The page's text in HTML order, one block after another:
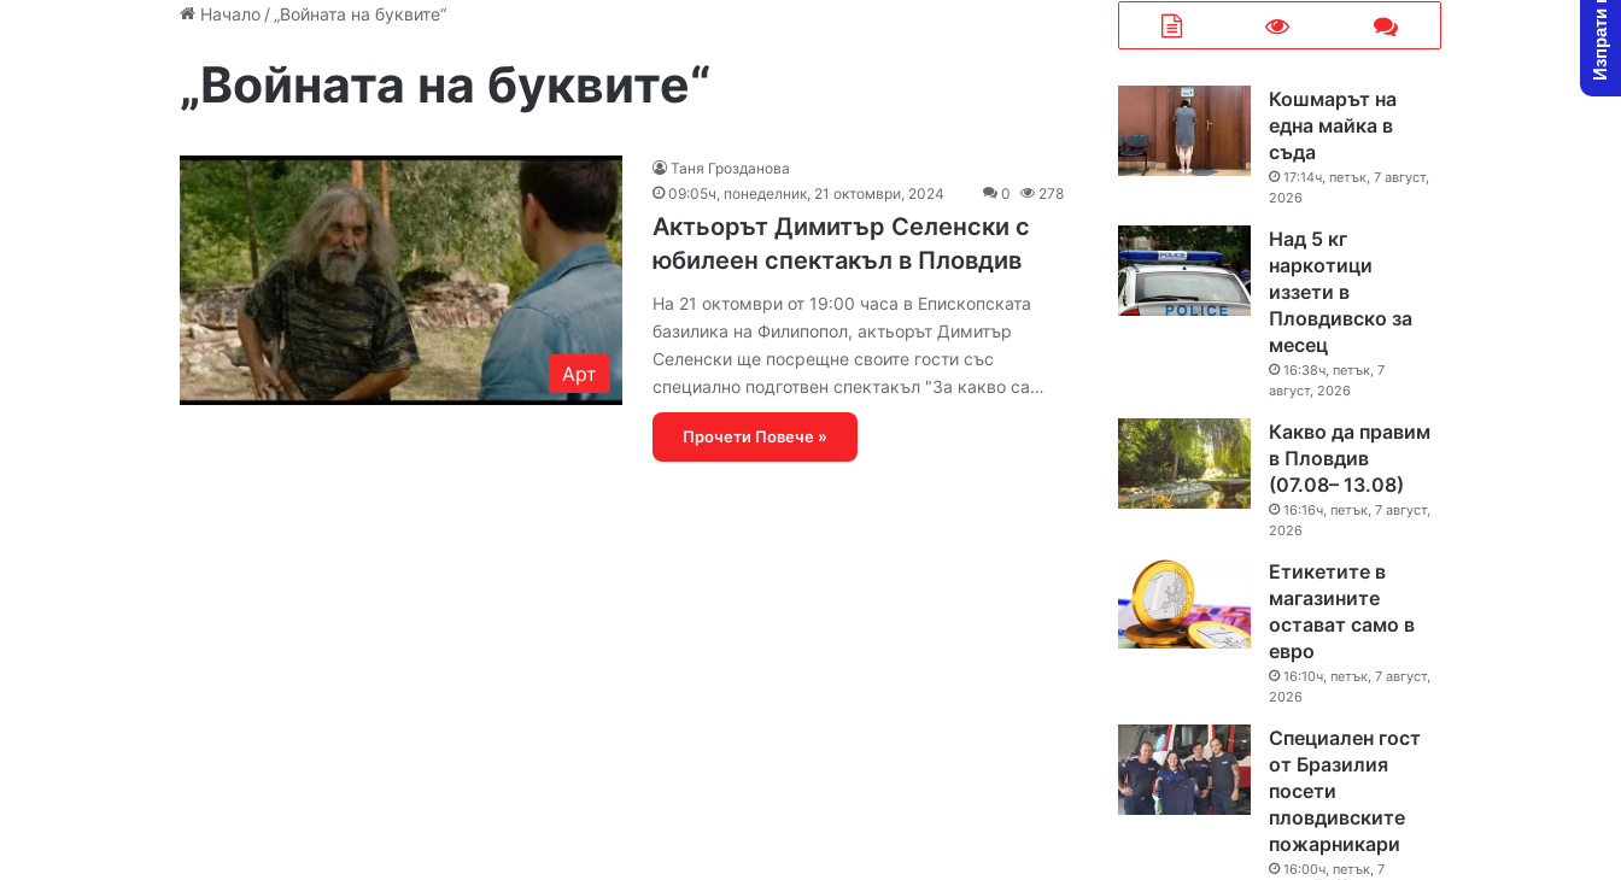
Начало / „Войната на буквите“
„Войната на буквите“
Арт
Таня Грозданова
09:05ч, понеделник, 21 октомври, 2024
0 278
Актьорът Димитър Селенски с
юбилеен спектакъл в Пловдив
На 21 октомври от 19:00 часа в Епископската
базилика на Филипопол, актьорът Димитър
Селенски ще посрещне своите гости със
специално подготвен спектакъл "За какво са…
Прочети Повече »
Кошмарът на
една майка в
съда
17:14ч, петък, 7 август,
2026
Над 5 кг
наркотици
иззети в
Пловдивско за
месец
16:38ч, петък, 7
август, 2026
Какво да правим
в Пловдив
(07.08– 13.08)
16:16ч, петък, 7 август,
2026
Етикетите в
магазините
остават само в
евро
16:10ч, петък, 7 август,
2026
Специален гост
от Бразилия
посети
пловдивските
пожарникари
16:00ч, петък, 7